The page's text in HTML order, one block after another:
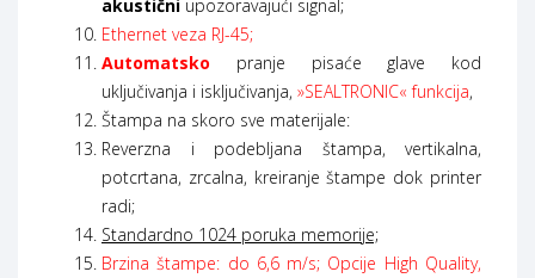
akustični upozoravajući signal;
Ethernet veza RJ-45;
Automatsko pranje pisaće glave kod
uključivanja i isključivanja, »SEALTRONIC« funkcija,
Štampa na skoro sve materijale:
Reverzna i podebljana štampa, vertikalna,
potcrtana, zrcalna, kreiranje štampe dok printer
radi;
Standardno 1024 poruka memorije;
Brzina štampe: do 6,6 m/s; Opcije High Quality,